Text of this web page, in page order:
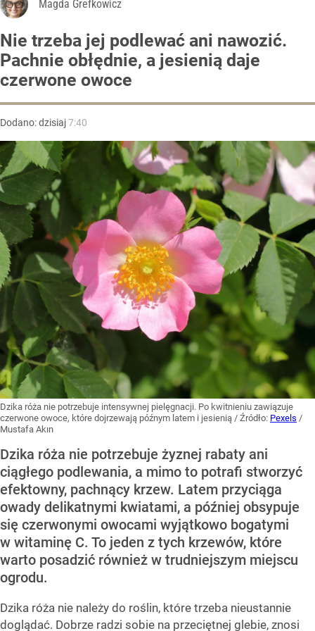
Magda Grefkowicz
Nie trzeba jej podlewać ani nawozić.
Pachnie obłędnie, a jesienią daje
czerwone owoce
Dodano:dzisiaj7:40
Dzika róża nie potrzebuje intensywnej pielęgnacji. Po kwitnieniu zawiązuje
czerwone owoce, które dojrzewają późnym latem i jesienią / Źródło: Pexels /
Mustafa Akın
Dzika róża nie potrzebuje żyznej rabaty ani
ciągłego podlewania, a mimo to potrafi stworzyć
efektowny, pachnący krzew. Latem przyciąga
owady delikatnymi kwiatami, a później obsypuje
się czerwonymi owocami wyjątkowo bogatymi
w witaminę C. To jeden z tych krzewów, które
warto posadzić również w trudniejszym miejscu
ogrodu.
Dzika róża nie należy do roślin, które trzeba nieustannie
doglądać. Dobrze radzi sobie na przeciętnej glebie, znosi